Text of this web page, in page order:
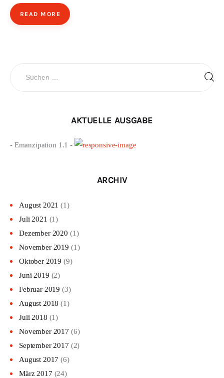
READ MORE
AKTUELLE AUSGABE
- Emanzipation 1.1 -
ARCHIV
August 2021 (1)
Juli 2021 (1)
Dezember 2020 (1)
November 2019 (1)
Oktober 2019 (9)
Juni 2019 (2)
Februar 2019 (3)
August 2018 (1)
Juli 2018 (1)
November 2017 (6)
September 2017 (2)
August 2017 (6)
März 2017 (24)